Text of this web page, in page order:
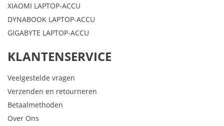
XIAOMI LAPTOP-ACCU
DYNABOOK LAPTOP-ACCU
GIGABYTE LAPTOP-ACCU
KLANTENSERVICE
Veelgestelde vragen
Verzenden en retourneren
Betaalmethoden
Over Ons